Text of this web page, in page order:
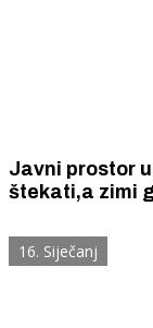
Javni prostor
štekati,a zimi
16. Siječanj